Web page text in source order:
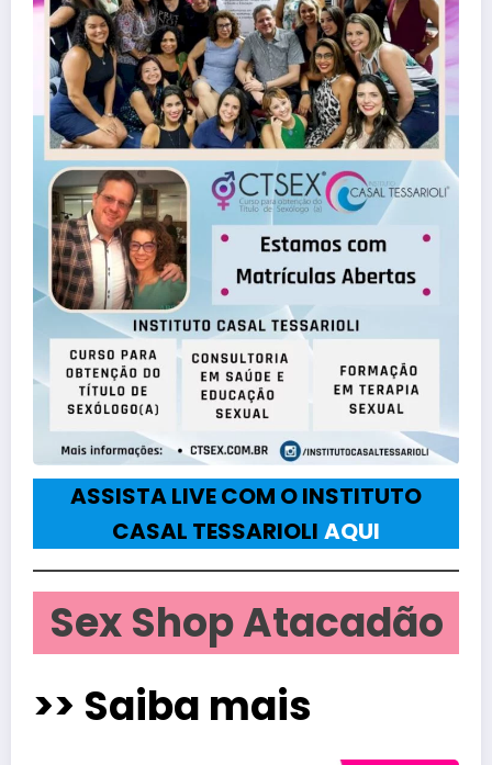
ASSISTA LIVE COM O INSTITUTO
CASAL TESSARIOLI AQUI
Sex Shop Atacadão
>> Saiba mais